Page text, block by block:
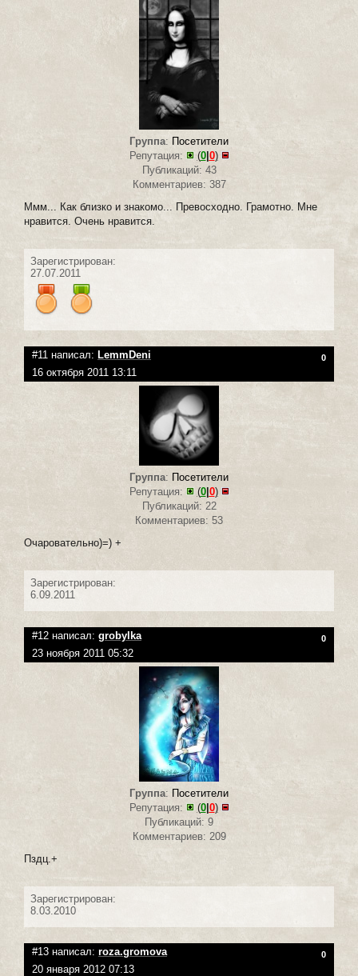
Группа: Посетители
Репутация:
(0| 0)
Публикаций: 43
Комментариев: 387
Ммм... Как близко и знакомо... Превосходно. Грамотно. Мне
нравится. Очень нравится.
Зарегистрирован:
27.07.2011
#11 написал: LemmDeni 0
16 октября 2011 13:11
Группа: Посетители
Репутация:
(0| 0)
Публикаций: 22
Комментариев: 53
Очаровательно)=) +
Зарегистрирован:
6.09.2011
#12 написал: grobylka 0
23 ноября 2011 05:32
Группа: Посетители
Репутация:
(0|0)
Публикаций: 9
Комментариев: 209
Пздц.+
Зарегистрирован:
8.03.2010
#13 написал: roza.gromova 0
20 января 2012 07:13